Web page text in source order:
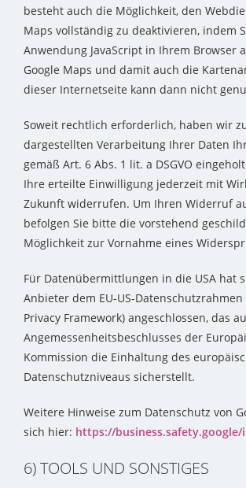
besteht auch die Möglichkeit, den
Maps vollständig zu deaktivieren, indem
Anwendung JavaScript in Ihrem Browser
Google Maps und damit auch die
dieser Internetseite kann dann nicht
Soweit rechtlich erforderlich, haben wir
dargestellten Verarbeitung Ihrer Daten
gemäß Art. 6 Abs. 1 lit. a DSGVO
Ihre erteilte Einwilligung jederzeit mit
Zukunft widerrufen. Um Ihren Widerruf
befolgen Sie bitte die vorstehend
Möglichkeit zur Vornahme eines
Für Datenübermittlungen in die USA hat
Anbieter dem EU-US-Datenschutzrahmen
Privacy Framework) angeschlossen, das
Angemessenheitsbeschlusses der
Kommission die Einhaltung des
Datenschutzniveaus sicherstellt.
Weitere Hinweise zum Datenschutz von
sich hier: https://business.safety.google/
6) TOOLS UND SONSTIGES